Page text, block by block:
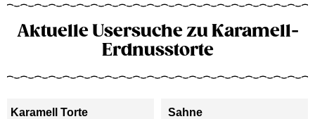
Aktuelle Usersuche zu Karamell-
Erdnusstorte
Karamell Torte Sahne